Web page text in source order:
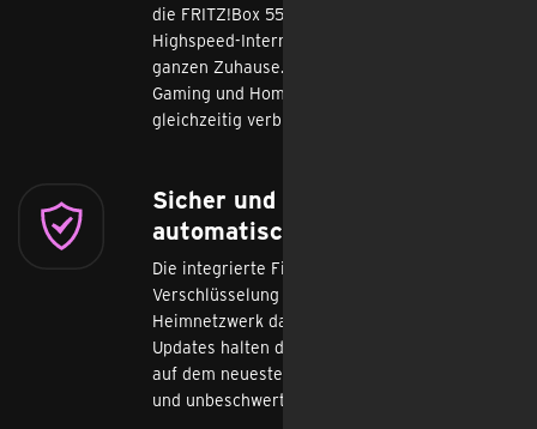
die FRITZ!Box 5530 Fiber dein Glasfaser-
Highspeed-Internet zuverlässig im
ganzen Zuhause. Perfekt für Streaming,
Gaming und Homeoffice – auch bei vielen
gleichzeitig verbundenen Geräten.
Sicher und zuverlässig – mit
automatischen Updates
Die integrierte Firewall und WPA3-
Verschlüsselung schützen dein
Heimnetzwerk dauerhaft. Regelmäßige
Updates halten deinen Glasfaser-Router immer
auf dem neuesten Stand. So surfst du sicher
und unbeschwert – ganz automatisch.